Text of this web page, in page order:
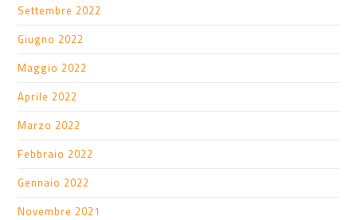
Settembre 2022
Giugno 2022
Maggio 2022
Aprile 2022
Marzo 2022
Febbraio 2022
Gennaio 2022
Novembre 2021